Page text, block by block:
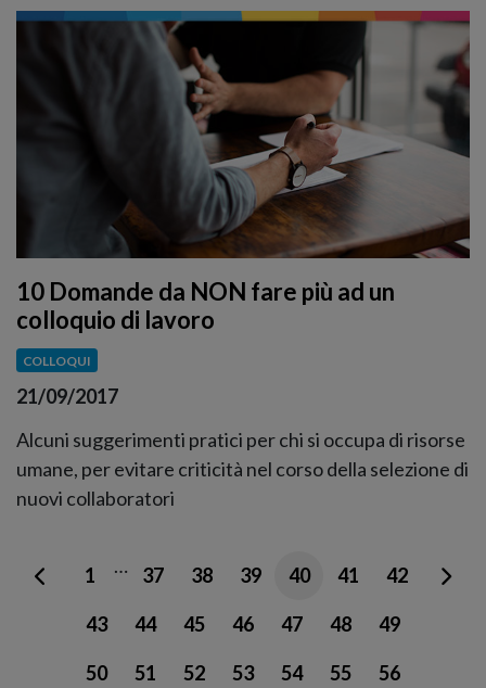
10 Domande da NON fare più ad un
colloquio di lavoro
COLLOQUI
21/09/2017
Alcuni suggerimenti pratici per chi si occupa di risorse
umane, per evitare criticità nel corso della selezione di
nuovi collaboratori
1 … 37 38 39 40 41 42
43 44 45 46 47 48 49
50 51 52 53 54 55 56